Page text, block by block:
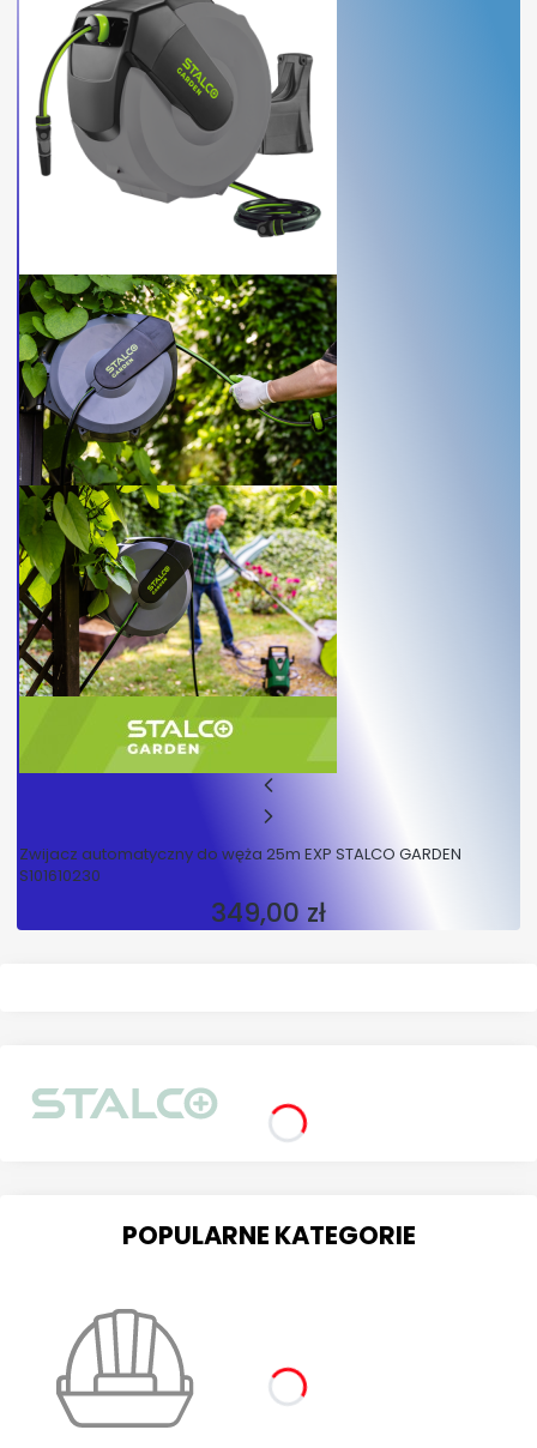
Zwijacz automatyczny do węża 25m EXP STALCO GARDEN
S101610230
Cena
349,00 zł
POPULARNE KATEGORIE